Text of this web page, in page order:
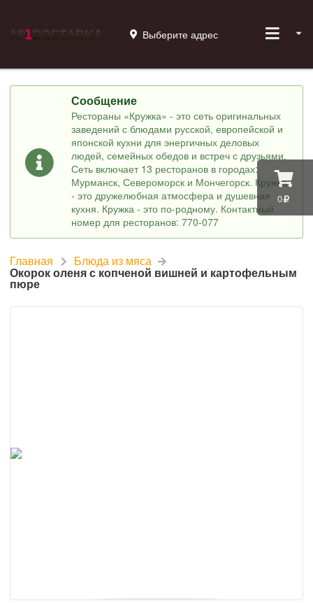
0
Выберите адрес
Сообщение
Рестораны «Кружка» - это сеть оригинальных
заведений с блюдами русской, европейской и
японской кухни для энергичных деловых
людей, семейных обедов и встреч с друзьями.
Сеть включает 13 ресторанов в городах:
Мурманск, Североморск и Мончегорск. Кружка
- это дружелюбная атмосфера и душевная
кухня. Кружка - это по-родному. Контактный
номер для ресторанов: 770-077
Главная Блюда из мяса
Окорок оленя с копченой вишней и картофельным
пюре